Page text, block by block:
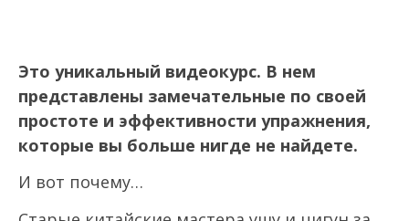
Это уникальный видеокурс. В нем
представлены замечательные по своей
простоте и эффективности упражнения,
которые вы больше нигде не найдете.
И вот почему…